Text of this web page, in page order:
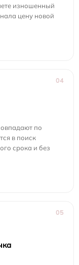
изношенный
цену новой
04
по
в поиск
срока и без
05